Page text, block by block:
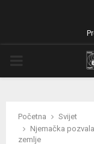
Početna
Svijet
Njemačka
zemlje